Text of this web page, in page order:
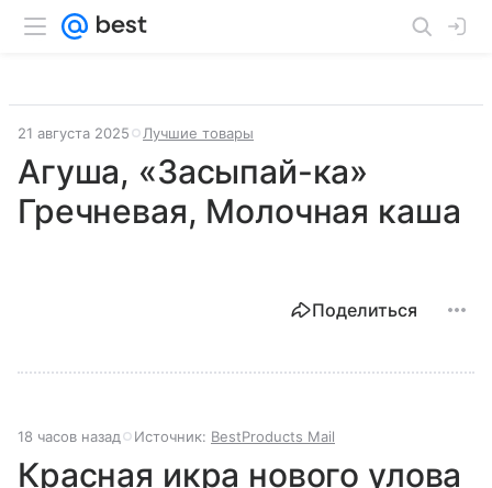
21 августа 2025 Лучшие товары
Агуша, «Засыпай-ка»
Гречневая, Молочная каша
Поделиться
18 часов назад Источник: BestProducts Mail
Красная икра нового улова